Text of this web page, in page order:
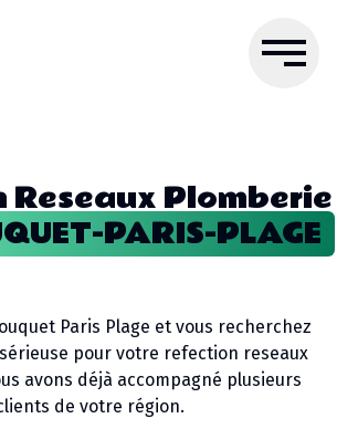
Reseaux Plomberie
PARIS-PLAGE
Paris Plage et vous recherchez
pour votre refection reseaux
avons déjà accompagné plusieurs
de votre région.